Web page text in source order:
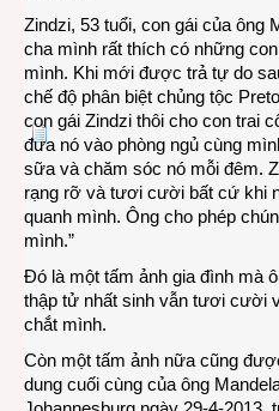
Zindzi, 53 tuổi, con gái của ông
cha mình rất thích có những
mình. Khi mới được trả tự do
chế độ phân biệt chủng tộc
con gái Zindzi thôi cho con trai
đưa nó vào phòng ngủ cùng
sữa và chăm sóc nó mỗi đêm.
rạng rỡ và tươi cười bất cứ khi
quanh mình. Ông cho phép
mình.”
Đó là một tấm ảnh gia đình mà
thập tử nhất sinh vẫn tươi cười
chắt mình.
Còn một tấm ảnh nữa cũng
dung cuối cùng của ông